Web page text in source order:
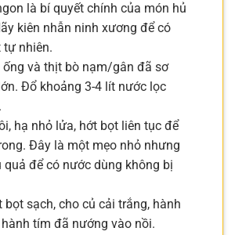
là bí quyết chính của món hủ
kiên nhẫn ninh xương để có
nhiên.
ống và thịt bò nạm/gân đã sơ
Đổ khoảng 3-4 lít nước lọc
hạ nhỏ lửa, hớt bọt liên tục để
Đây là một mẹo nhỏ nhưng
quả để có nước dùng không bị
bọt sạch, cho củ cải trắng, hành
tím đã nướng vào nồi.